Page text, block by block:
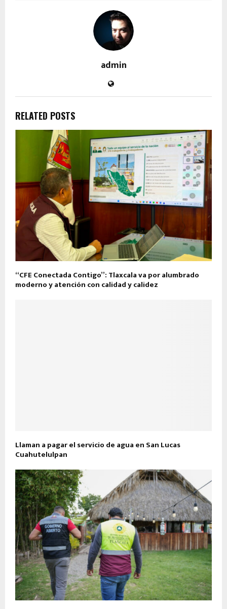
admin
RELATED POSTS
“CFE Conectada Contigo”: Tlaxcala va por alumbrado
moderno y atención con calidad y calidez
Llaman a pagar el servicio de agua en San Lucas
Cuahutelulpan